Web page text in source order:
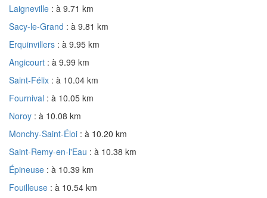
Laigneville : à 9.71 km
Sacy-le-Grand : à 9.81 km
Erquinvillers : à 9.95 km
Angicourt : à 9.99 km
Saint-Félix : à 10.04 km
Fournival : à 10.05 km
Noroy : à 10.08 km
Monchy-Saint-Éloi : à 10.20 km
Saint-Remy-en-l'Eau : à 10.38 km
Épineuse : à 10.39 km
Fouilleuse : à 10.54 km